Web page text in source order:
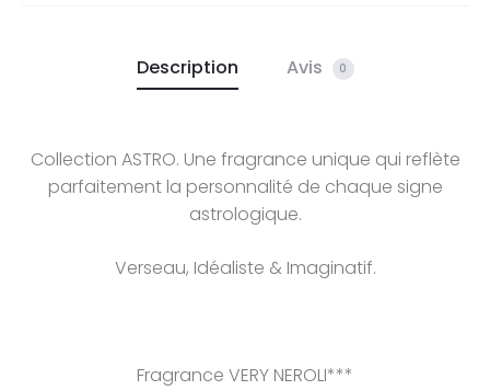
Description Avis 0
Collection ASTRO. Une fragrance unique qui reflète
parfaitement la personnalité de chaque signe
astrologique.
Verseau, Idéaliste & Imaginatif.
Fragrance VERY NEROLI***